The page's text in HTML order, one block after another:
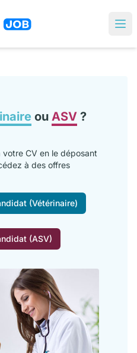
ou ASV ?
CV en le déposant
à des offres
(Vétérinaire)
(ASV)